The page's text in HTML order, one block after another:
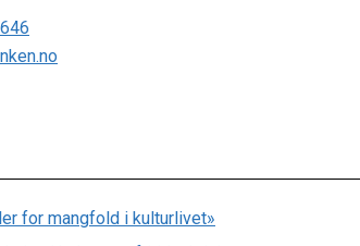
for mangfold i kulturlivet»